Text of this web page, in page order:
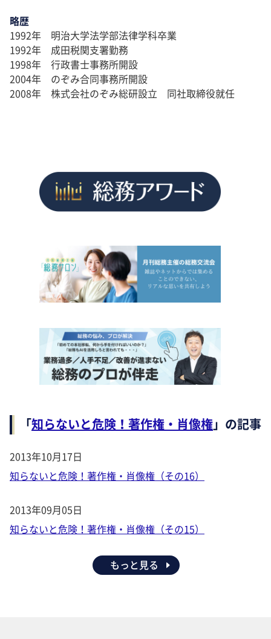
略歴
1992年 明治大学法学部法律学科卒業
1992年 成田税関支署勤務
1998年 行政書士事務所開設
2004年 のぞみ合同事務所開設
2008年 株式会社のぞみ総研設立 同社取締役就任
「知らないと危険！著作権・肖像権」の記事
2013年10月17日
知らないと危険！著作権・肖像権（その16）
2013年09月05日
知らないと危険！著作権・肖像権（その15）
もっと見る